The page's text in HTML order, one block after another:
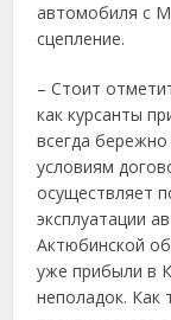
автомобиля с
сцепление.
– Стоит
как курсанты
всегда
условиям
осуществляет
эксплуатации
Актюбинской
уже прибыли в
неполадок. Как